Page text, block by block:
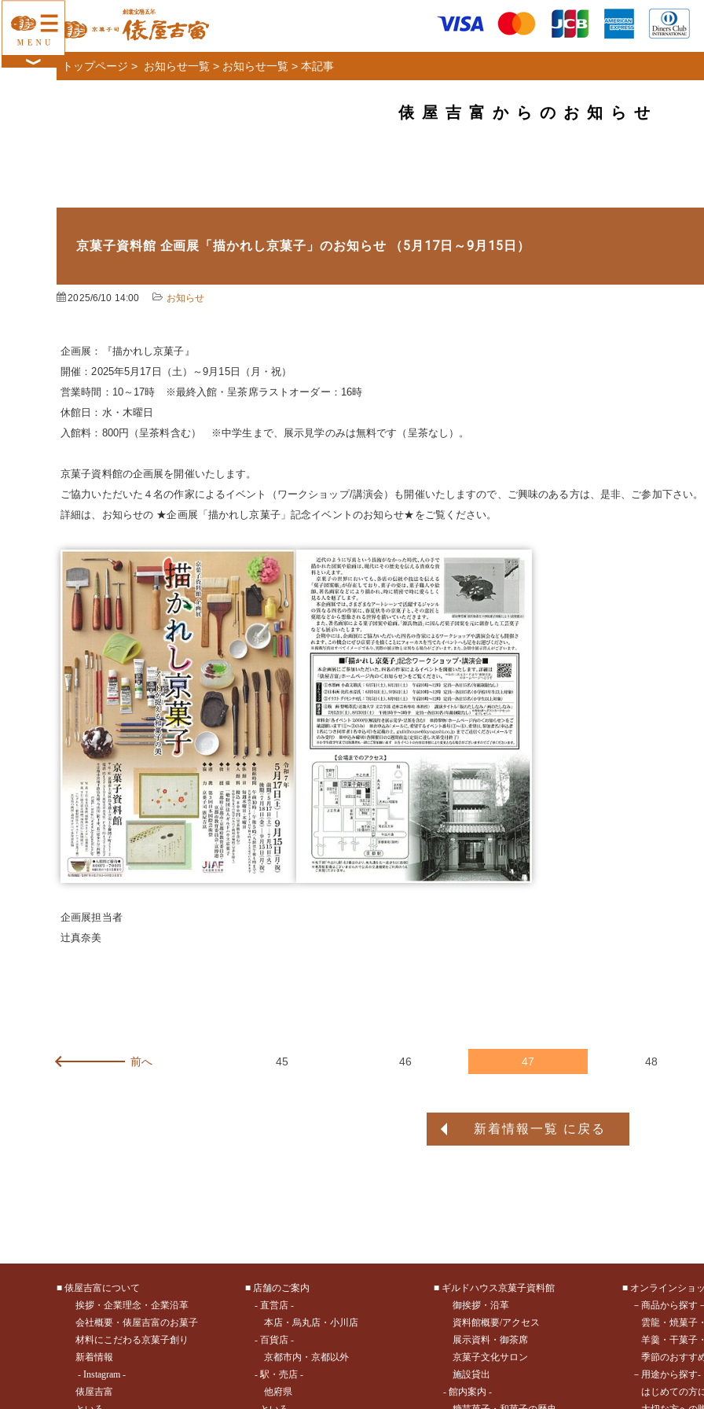
トップページ > お知らせ一覧 > お知らせ一覧 > 本記事
俵屋吉富からのお知らせ
京菓子資料館 企画展「描かれし京菓子」のお知らせ （5月17日～9月15日）
2025/6/10 14:00 お知らせ
企画展：『描かれし京菓子』
開催：2025年5月17日（土）～9月15日（月・祝）
営業時間：10～17時 ※最終入館・呈茶席ラストオーダー：16時
休館日：水・木曜日
入館料：800円（呈茶料含む） ※中学生まで、展示見学のみは無料です（呈茶なし）。
京菓子資料館の企画展を開催いたします。
ご協力いただいた４名の作家によるイベント（ワークショップ/講演会）も開催いたしますので、ご興味のある方は、是非、ご参加下さい。
詳細は、お知らせの ★企画展「描かれし京菓子」記念イベントのお知らせ★をご覧ください。
企画展担当者
辻真奈美
前へ 45 46 47 48
新着情報一覧 に戻る
■ 俵屋吉富について
挨拶 ・ 企業理念 ・ 企業沿革
会社概要 ・ 俵屋吉富のお菓子
材料にこだわる京菓子創り
新着情報
- Instagram -
俵屋吉富
■ 店舗のご案内
- 直営店 -
本店 ・ 烏丸店 ・ 小川店
- 百貨店 -
京都市内 ・ 京都以外
- 駅・売店 -
他府県
■ ギルドハウス京菓子資料館
御挨拶 ・ 沿革
資料館概要/アクセス
展示資料 ・ 御茶席
京菓子文化サロン
施設貸出
- 館内案内 -
■ オンラインショ
－商品から探す
雲龍 ・ 焼菓子
羊羹 ・ 干菓子
季節のおすす
－用途から探す-
はじめての方